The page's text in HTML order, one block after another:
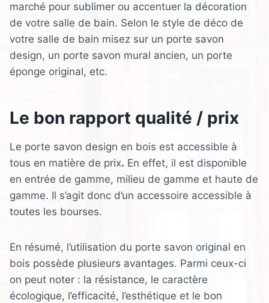
marché pour sublimer ou accentuer la décoration
de votre salle de bain. Selon le style de déco de
votre salle de bain misez sur un porte savon
design, un porte savon mural ancien, un porte
éponge original, etc.
Le bon rapport qualité / prix
Le porte savon design en bois est accessible à
tous en matière de prix. En effet, il est disponible
en entrée de gamme, milieu de gamme et haute de
gamme. Il s’agit donc d’un accessoire accessible à
toutes les bourses.
En résumé, l’utilisation du porte savon original en
bois possède plusieurs avantages. Parmi ceux-ci
on peut noter : la résistance, le caractère
écologique, l’efficacité, l’esthétique et le bon